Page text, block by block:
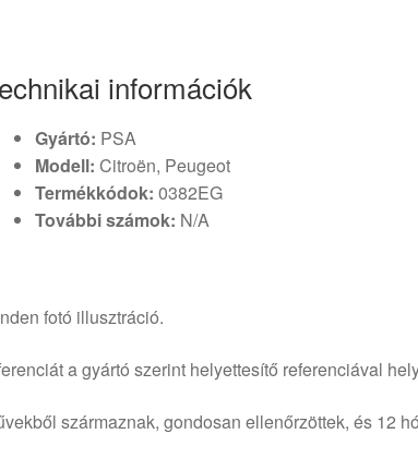
információk
Gyártó: PSA
Modell: Citroën, Peugeot
Termékkódok: 0382EG
További számok: N/A
fotó illusztráció.
a gyártó szerint helyettesítő referenciával
származnak, gondosan ellenőrzöttek, és 12